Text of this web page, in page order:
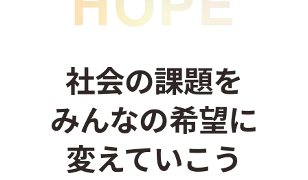
社会の課題を
みんなの希望に
変えていこう